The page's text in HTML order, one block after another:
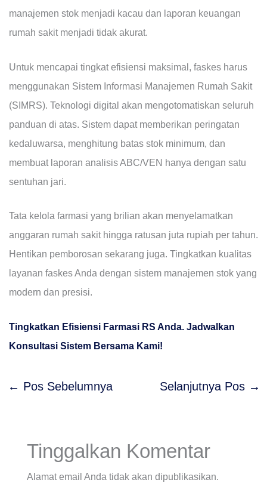
manajemen stok menjadi kacau dan laporan keuangan
rumah sakit menjadi tidak akurat.
Untuk mencapai tingkat efisiensi maksimal, faskes harus
menggunakan Sistem Informasi Manajemen Rumah Sakit
(SIMRS). Teknologi digital akan mengotomatiskan seluruh
panduan di atas. Sistem dapat memberikan peringatan
kedaluwarsa, menghitung batas stok minimum, dan
membuat laporan analisis ABC/VEN hanya dengan satu
sentuhan jari.
Tata kelola farmasi yang brilian akan menyelamatkan
anggaran rumah sakit hingga ratusan juta rupiah per tahun.
Hentikan pemborosan sekarang juga. Tingkatkan kualitas
layanan faskes Anda dengan sistem manajemen stok yang
modern dan presisi.
Tingkatkan Efisiensi Farmasi RS Anda. Jadwalkan
Konsultasi Sistem Bersama Kami!
← Pos Sebelumnya Selanjutnya Pos →
Tinggalkan Komentar
Alamat email Anda tidak akan dipublikasikan.